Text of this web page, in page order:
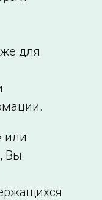
для
или
Вы